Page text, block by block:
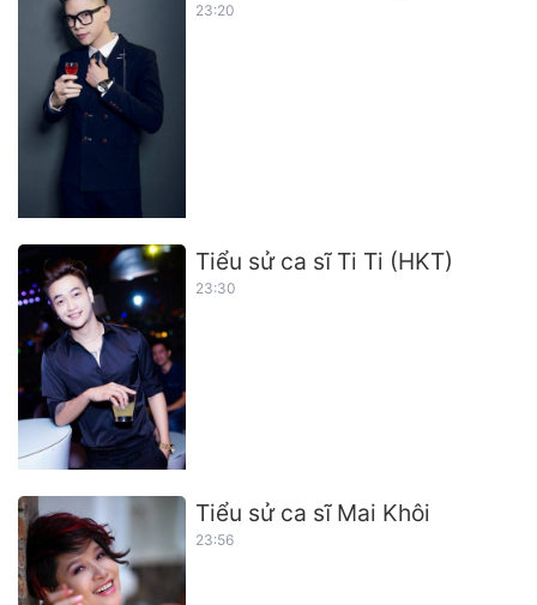
23:20
Tiểu sử ca sĩ Ti Ti (HKT)
23:30
Tiểu sử ca sĩ Mai Khôi
23:56